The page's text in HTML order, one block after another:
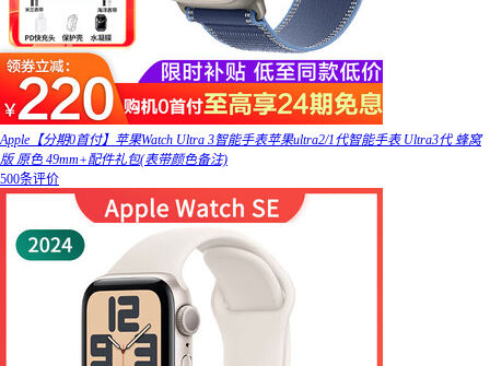
Apple【分期0首付】苹果Watch Ultra 3智能手表苹果ultra2/1代智能手表 Ultra3代 蜂窝
版 原色 49mm+配件礼包(表带颜色备注)
500条评价